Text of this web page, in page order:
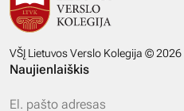
VŠĮ Lietuvos Verslo Kolegija © 2026
Naujienlaiškis